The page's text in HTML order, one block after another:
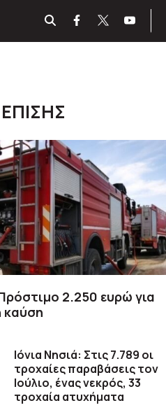
2.250 ευρώ για
καύση
Ιόνια Νησιά: Στις 7.789 οι
τροχαίες παραβάσεις τον
Ιούλιο, ένας νεκρός, 33
τροχαία ατυχήματα